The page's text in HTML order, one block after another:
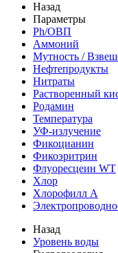
Назад
Параметры
Ph/ОВП
Аммоний
Мутность /
Нефтепродукты
Нитраты
Растворенный
Родамин
Температура
УФ-излучение
Фикоцианин
Фикоэритрин
Флуоресцеин WT
Хлор
Хлорофилл А
Назад
Уровень воды